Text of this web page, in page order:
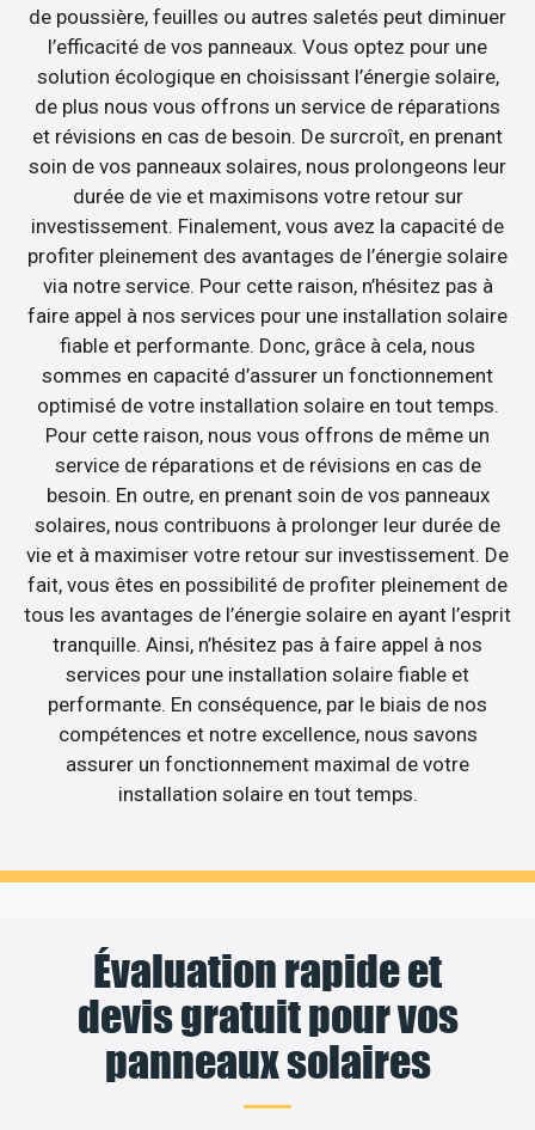
de poussière, feuilles ou autres saletés peut diminuer
l’efficacité de vos panneaux. Vous optez pour une
solution écologique en choisissant l’énergie solaire,
de plus nous vous offrons un service de réparations
et révisions en cas de besoin. De surcroît, en prenant
soin de vos panneaux solaires, nous prolongeons leur
durée de vie et maximisons votre retour sur
investissement. Finalement, vous avez la capacité de
profiter pleinement des avantages de l’énergie solaire
via notre service. Pour cette raison, n’hésitez pas à
faire appel à nos services pour une installation solaire
fiable et performante. Donc, grâce à cela, nous
sommes en capacité d’assurer un fonctionnement
optimisé de votre installation solaire en tout temps.
Pour cette raison, nous vous offrons de même un
service de réparations et de révisions en cas de
besoin. En outre, en prenant soin de vos panneaux
solaires, nous contribuons à prolonger leur durée de
vie et à maximiser votre retour sur investissement. De
fait, vous êtes en possibilité de profiter pleinement de
tous les avantages de l’énergie solaire en ayant l’esprit
tranquille. Ainsi, n’hésitez pas à faire appel à nos
services pour une installation solaire fiable et
performante. En conséquence, par le biais de nos
compétences et notre excellence, nous savons
assurer un fonctionnement maximal de votre
installation solaire en tout temps.
Évaluation rapide et
devis gratuit pour vos
panneaux solaires